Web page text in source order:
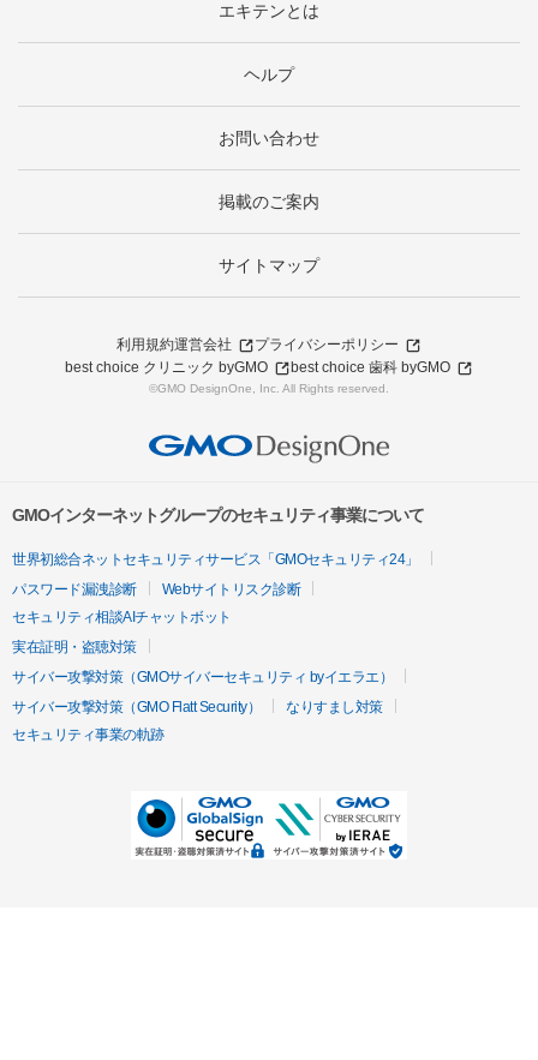
エキテンとは
ヘルプ
お問い合わせ
掲載のご案内
サイトマップ
利用規約運営会社
プライバシーポリシー
best choice クリニック byGMO
best choice 歯科 byGMO
©GMO DesignOne, Inc. All Rights reserved.
GMOインターネットグループのセキュリティ事業について
世界初総合ネットセキュリティサービス「GMOセキュリティ24」
パスワード漏洩診断
Webサイトリスク診断
セキュリティ相談AIチャットボット
実在証明・盗聴対策
サイバー攻撃対策（GMOサイバーセキュリティ byイエラエ）
サイバー攻撃対策（GMO Flatt Security）
なりすまし対策
セキュリティ事業の軌跡